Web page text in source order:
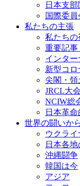
日本支部
国際委員
私たちの主張
私たちの
重要記事
インタ
新型コ
尖閣・領
JRCL大
NCIW総
日本革
世界の闘いか
ウクラ
日本各
沖縄闘争
韓国は今
アジア